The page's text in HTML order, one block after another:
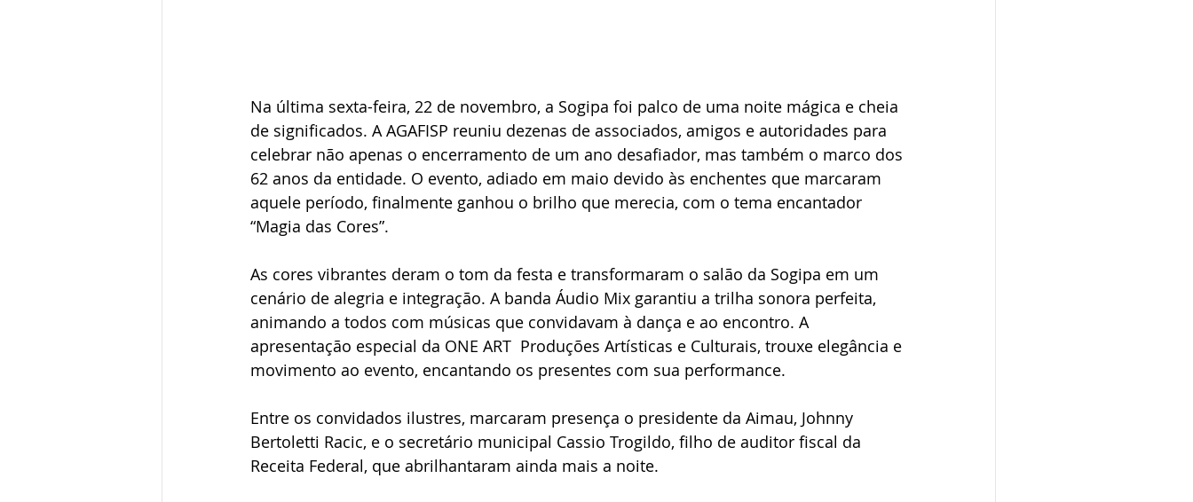
Na última sexta-feira, 22 de novembro, a Sogipa foi palco de uma noite mágica e cheia
de significados. A AGAFISP reuniu dezenas de associados, amigos e autoridades para
celebrar não apenas o encerramento de um ano desafiador, mas também o marco dos
62 anos da entidade. O evento, adiado em maio devido às enchentes que marcaram
aquele período, finalmente ganhou o brilho que merecia, com o tema encantador
“Magia das Cores”.
As cores vibrantes deram o tom da festa e transformaram o salão da Sogipa em um
cenário de alegria e integração. A banda Áudio Mix garantiu a trilha sonora perfeita,
animando a todos com músicas que convidavam à dança e ao encontro. A
apresentação especial da ONE ART  Produções Artísticas e Culturais, trouxe elegância e
movimento ao evento, encantando os presentes com sua performance.
Entre os convidados ilustres, marcaram presença o presidente da Aimau, Johnny
Bertoletti Racic, e o secretário municipal Cassio Trogildo, filho de auditor fiscal da
Receita Federal, que abrilhantaram ainda mais a noite.